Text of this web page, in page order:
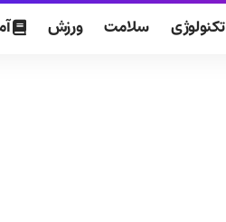
تکنولوژی سلامت ورزش